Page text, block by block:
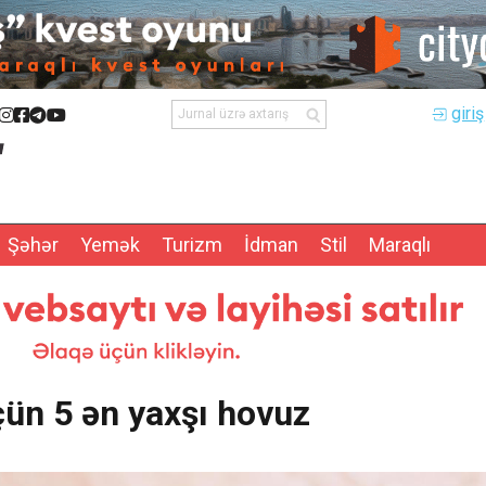
giriş
Şəhər Yemək Turizm İdman Stil Maraqlı
5 ən yaxşı hovuz